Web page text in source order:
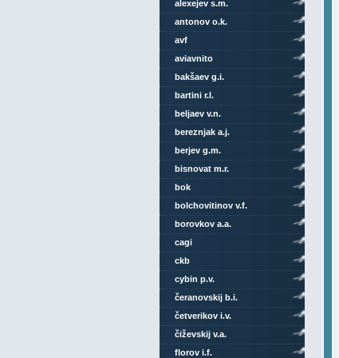
alexejev s.m.
antonov o.k.
avf
aviavnito
bakšaev g.i.
bartini r.l.
beljaev v.n.
bereznjak a.j.
berjev g.m.
bisnovat m.r.
bok
bolchovitinov v.f.
borovkov a.a.
cagi
ckb
cybin p.v.
čeranovskij b.i.
četverikov i.v.
čiževskij v.a.
florov i.f.